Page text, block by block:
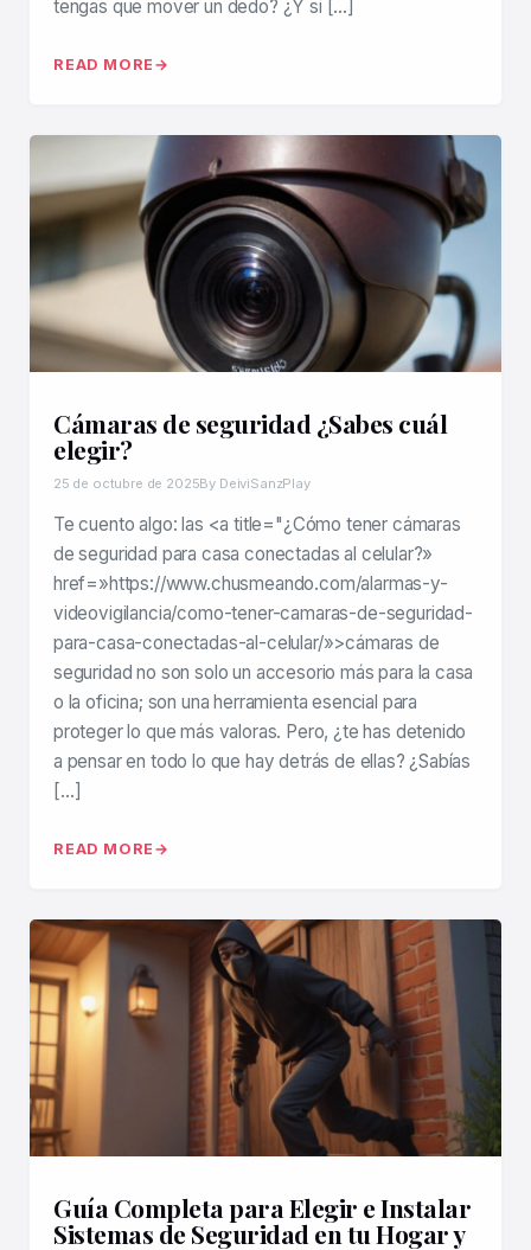
tengas que mover un dedo? ¿Y si […]
READ MORE
Cámaras de seguridad ¿Sabes cuál
elegir?
25 de octubre de 2025By DeiviSanzPlay
Te cuento algo: las <a title="¿Cómo tener cámaras
de seguridad para casa conectadas al celular?»
href=»https://www.chusmeando.com/alarmas-y-
videovigilancia/como-tener-camaras-de-seguridad-
para-casa-conectadas-al-celular/»>cámaras de
seguridad no son solo un accesorio más para la casa
o la oficina; son una herramienta esencial para
proteger lo que más valoras. Pero, ¿te has detenido
a pensar en todo lo que hay detrás de ellas? ¿Sabías
[…]
READ MORE
Guía Completa para Elegir e Instalar
Sistemas de Seguridad en tu Hogar y